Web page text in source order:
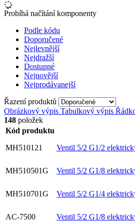
Probíhá načítání komponenty
Podle kódu
Doporučené
Nejlevnější
Nejdražší
Dostupné
Nejnovější
Nejprodávanejší
Řazení produktů
Obrázkový výpis Tabulkový výpis
148 položek
Kód produktu
MH510121
Ventil 5/2 G1/2
MH510501G Ventil 5/2 G1/8
MH510701G Ventil 5/2 G1/4
AC-7500 Ventil 5/2 G1/8